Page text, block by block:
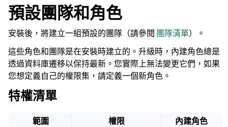
預設團隊和角色
安裝後，將建立一組預設的團隊（請參閱 團隊清單）。
這些角色和團隊是在安裝時建立的。升級時，內建角色總是
透過資料庫遷移以保持最新。您實際上無法變更它們，如果
您想定義自己的權限集，請定義一個新角色。
特權清單
範圍 權限
內建角色